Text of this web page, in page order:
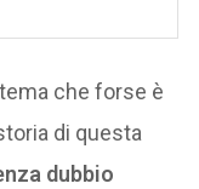
che forse è
di questa
dubbio